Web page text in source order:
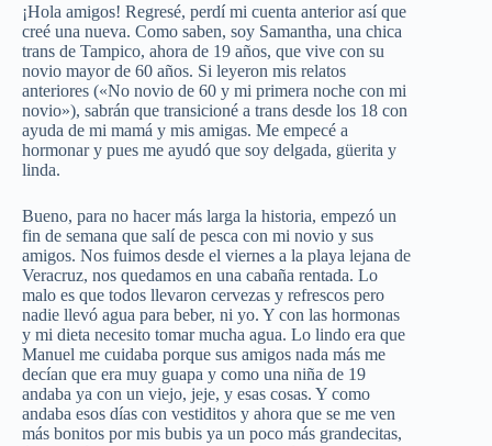
¡Hola amigos! Regresé, perdí mi cuenta anterior así que
creé una nueva. Como saben, soy Samantha, una chica
trans de Tampico, ahora de 19 años, que vive con su
novio mayor de 60 años. Si leyeron mis relatos
anteriores («No novio de 60 y mi primera noche con mi
novio»), sabrán que transicioné a trans desde los 18 con
ayuda de mi mamá y mis amigas. Me empecé a
hormonar y pues me ayudó que soy delgada, güerita y
linda.
Bueno, para no hacer más larga la historia, empezó un
fin de semana que salí de pesca con mi novio y sus
amigos. Nos fuimos desde el viernes a la playa lejana de
Veracruz, nos quedamos en una cabaña rentada. Lo
malo es que todos llevaron cervezas y refrescos pero
nadie llevó agua para beber, ni yo. Y con las hormonas
y mi dieta necesito tomar mucha agua. Lo lindo era que
Manuel me cuidaba porque sus amigos nada más me
decían que era muy guapa y como una niña de 19
andaba ya con un viejo, jeje, y esas cosas. Y como
andaba esos días con vestiditos y ahora que se me ven
más bonitos por mis bubis ya un poco más grandecitas,